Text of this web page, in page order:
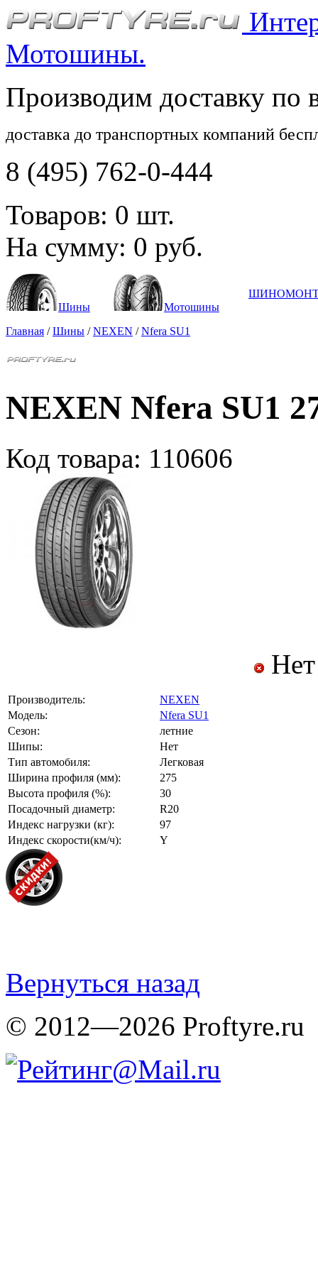
Мотошины.
Производим доставку по
доставка до транспортных компаний
8 (495) 762-0-444
Товаров: 0 шт.
На сумму: 0 руб.
Шины Мотошины
Главная /Шины /NEXEN /Nfera SU1
NEXEN Nfera SU1
Код товара: 110606
Производитель:
NEXEN
Модель:
Nfera SU1
Сезон:
летние
Шипы:
Нет
Тип автомобиля:
Легковая
Ширина профиля (мм):
275
Высота профиля (%):
30
Посадочный диаметр:
R20
Индекс нагрузки (кг):
97
Индекс скорости(км/ч):
Y
Вернуться назад
© 2012—2026 Proftyre.ru